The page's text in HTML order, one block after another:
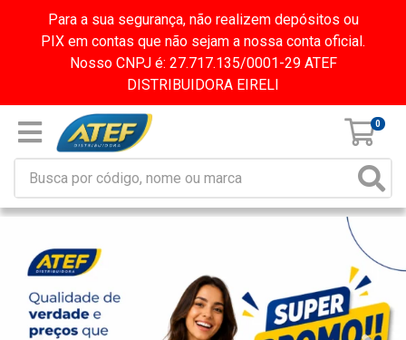
Para a sua segurança, não realizem depósitos ou
PIX em contas que não sejam a nossa conta oficial.
Nosso CNPJ é: 27.717.135/0001-29 ATEF
DISTRIBUIDORA EIRELI
0